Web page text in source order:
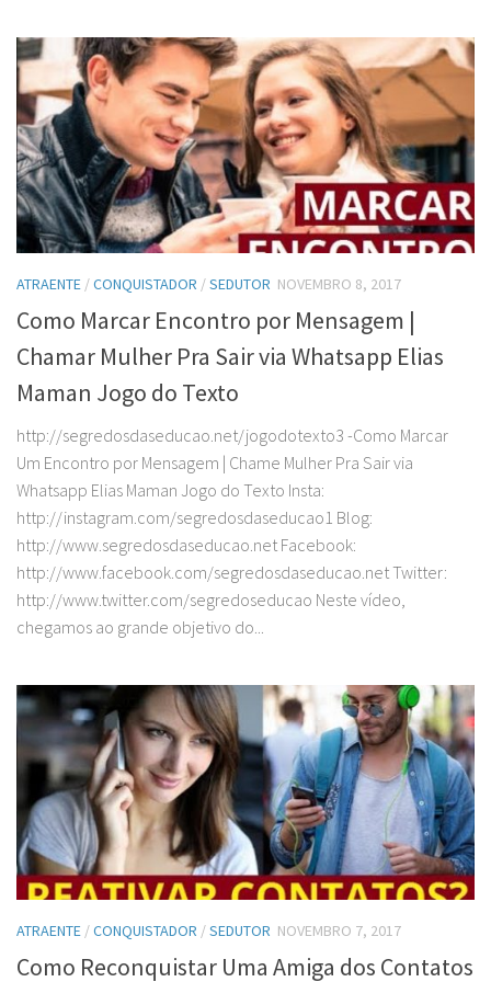
ATRAENTE /CONQUISTADOR /SEDUTOR NOVEMBRO 8, 2017
Como Marcar Encontro por Mensagem |
Chamar Mulher Pra Sair via Whatsapp Elias
Maman Jogo do Texto
http://segredosdaseducao.net/jogodotexto3 -Como Marcar
Um Encontro por Mensagem | Chame Mulher Pra Sair via
Whatsapp Elias Maman Jogo do Texto Insta:
http://instagram.com/segredosdaseducao1 Blog:
http://www.segredosdaseducao.net Facebook:
http://www.facebook.com/segredosdaseducao.net Twitter:
http://www.twitter.com/segredoseducao Neste vídeo,
chegamos ao grande objetivo do...
ATRAENTE /CONQUISTADOR /SEDUTOR NOVEMBRO 7, 2017
Como Reconquistar Uma Amiga dos Contatos